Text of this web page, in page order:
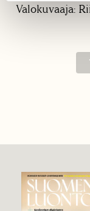
Valokuvaaja: